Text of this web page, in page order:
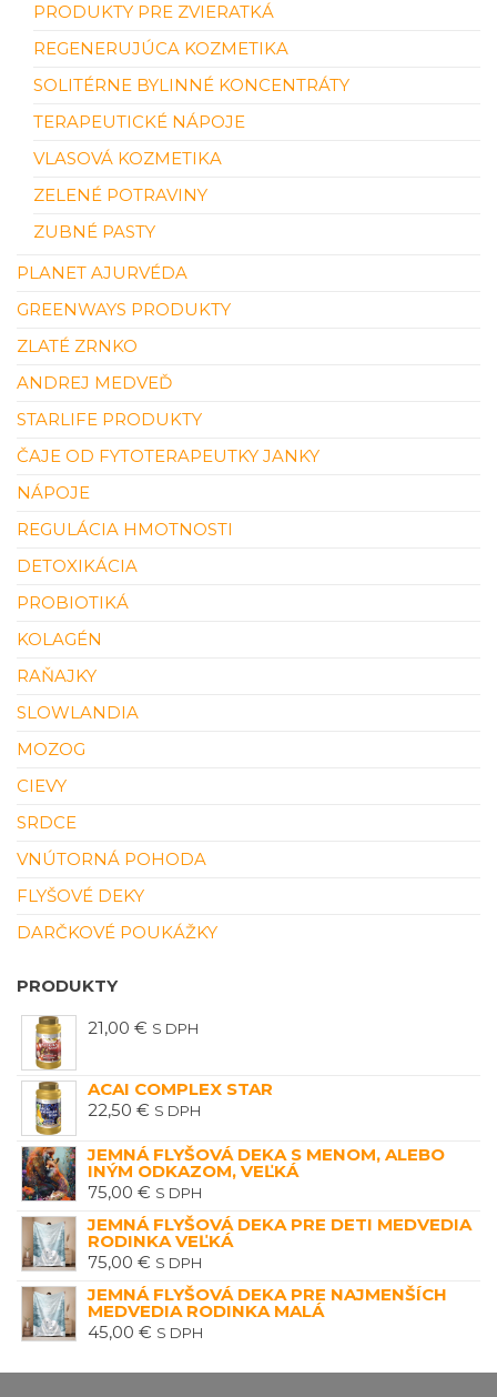
PRODUKTY PRE ZVIERATKÁ
REGENERUJÚCA KOZMETIKA
SOLITÉRNE BYLINNÉ KONCENTRÁTY
TERAPEUTICKÉ NÁPOJE
VLASOVÁ KOZMETIKA
ZELENÉ POTRAVINY
ZUBNÉ PASTY
PLANET AJURVÉDA
GREENWAYS PRODUKTY
ZLATÉ ZRNKO
ANDREJ MEDVEĎ
STARLIFE PRODUKTY
ČAJE OD FYTOTERAPEUTKY JANKY
NÁPOJE
REGULÁCIA HMOTNOSTI
DETOXIKÁCIA
PROBIOTIKÁ
KOLAGÉN
RAŇAJKY
SLOWLANDIA
MOZOG
CIEVY
SRDCE
VNÚTORNÁ POHODA
FLYŠOVÉ DEKY
DARČKOVÉ POUKÁŽKY
PRODUKTY
21,00 € S DPH
ACAI COMPLEX STAR
22,50 € S DPH
JEMNÁ FLYŠOVÁ DEKA S MENOM, ALEBO
INÝM ODKAZOM, VEĽKÁ
75,00 € S DPH
JEMNÁ FLYŠOVÁ DEKA PRE DETI MEDVEDIA
RODINKA VEĽKÁ
75,00 € S DPH
JEMNÁ FLYŠOVÁ DEKA PRE NAJMENŠÍCH
MEDVEDIA RODINKA MALÁ
45,00 € S DPH